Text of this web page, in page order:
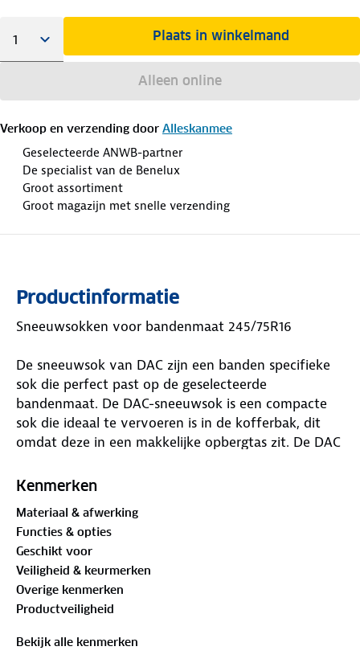
Plaats in winkelmand
Alleen online
Verkoop en verzending door Alleskanmee
Geselecteerde ANWB-partner
De specialist van de Benelux
Groot assortiment
Groot magazijn met snelle verzending
Productinformatie
Sneeuwsokken voor bandenmaat 245/75R16
De sneeuwsok van DAC zijn een banden specifieke
sok die perfect past op de geselecteerde
bandenmaat. De DAC-sneeuwsok is een compacte
sok die ideaal te vervoeren is in de kofferbak, dit
omdat deze in een makkelijke opbergtas zit. De DAC
voldoen aan alle certificering binnen Europa, dat
ten opzichte van de sneeuwketting.
Waar is deze Sneeuwsokken voor bandenmaat
245/75R16 geschikt voor
De DAC-sneeuwsokken zijn het ideale hulpmiddel als
je onderweg in winterse omstandigheden terecht
komt. De sneeuwsok is zeer geschikt voor de
Kenmerken
Materiaal & afwerking
Functies & opties
Geschikt voor
Veiligheid & keurmerken
Overige kenmerken
Productveiligheid
Bekijk alle kenmerken